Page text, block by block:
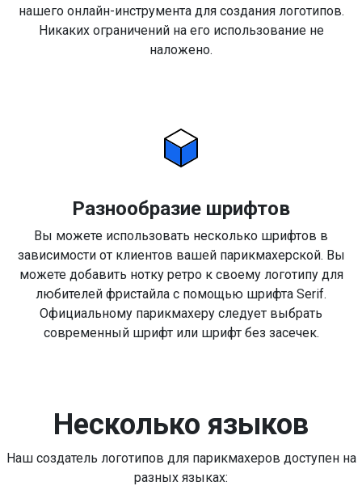
нашего онлайн-инструмента для создания логотипов.
Никаких ограничений на его использование не
наложено.
Разнообразие шрифтов
Вы можете использовать несколько шрифтов в
зависимости от клиентов вашей парикмахерской. Вы
можете добавить нотку ретро к своему логотипу для
любителей фристайла с помощью шрифта Serif.
Официальному парикмахеру следует выбрать
современный шрифт или шрифт без засечек.
Несколько языков
Наш создатель логотипов для парикмахеров доступен на
разных языках: